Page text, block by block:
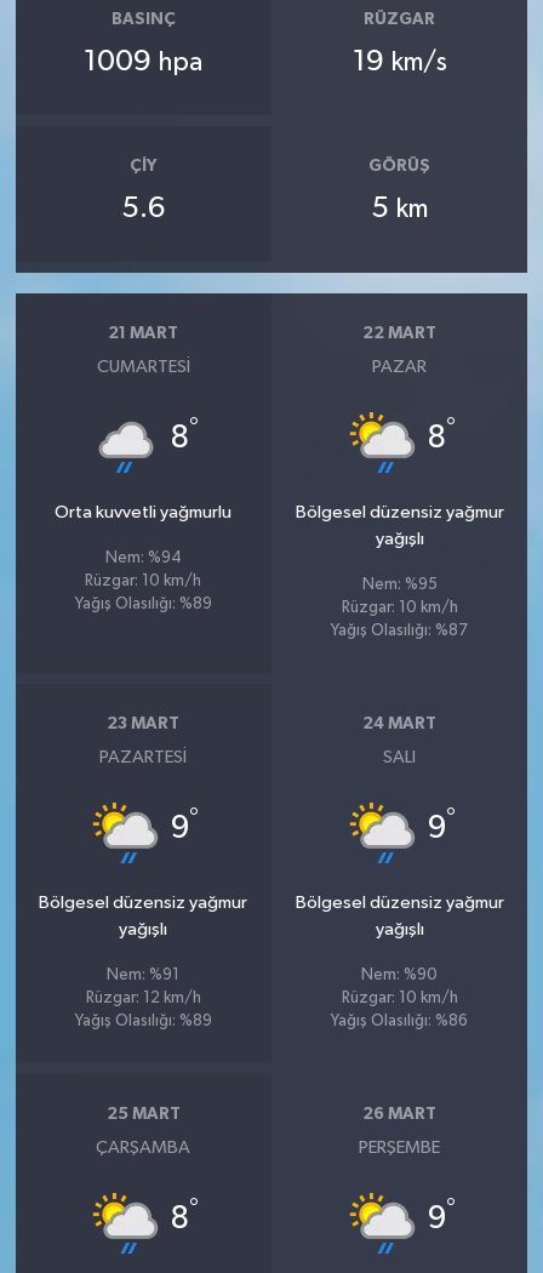
BASINÇ
1009 hpa
RÜZGAR
19 km/s
ÇIY
5.6
GÖRÜŞ
5 km
21 MART
CUMARTESI
8°
Orta kuvvetli yağmurlu
Nem: %94
Rüzgar: 10 km/h
Yağış Olasılığı: %89
22 MART
PAZAR
8°
Bölgesel düzensiz yağmur
yağışlı
Nem: %95
Rüzgar: 10 km/h
Yağış Olasılığı: %87
23 MART
PAZARTESI
9°
Bölgesel düzensiz yağmur
yağışlı
Nem: %91
Rüzgar: 12 km/h
Yağış Olasılığı: %89
24 MART
SALI
9°
Bölgesel düzensiz yağmur
yağışlı
Nem: %90
Rüzgar: 10 km/h
Yağış Olasılığı: %86
25 MART
ÇARŞAMBA
8°
26 MART
PERŞEMBE
9°